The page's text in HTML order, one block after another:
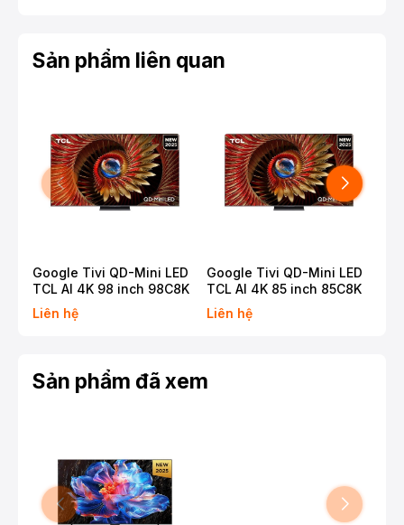
Sản phẩm liên quan
Google Tivi QD-Mini LED
TCL AI 4K 98 inch 98C8K
Liên hệ
Google Tivi QD-Mini LED
TCL AI 4K 85 inch 85C8K
Liên hệ
Sản phẩm đã xem